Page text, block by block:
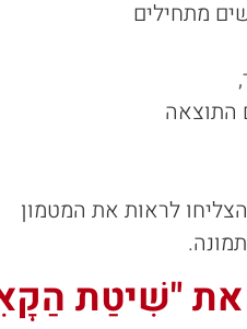
מתחילים
התוצאה
לראות את המטמון
"שִׁיטַת